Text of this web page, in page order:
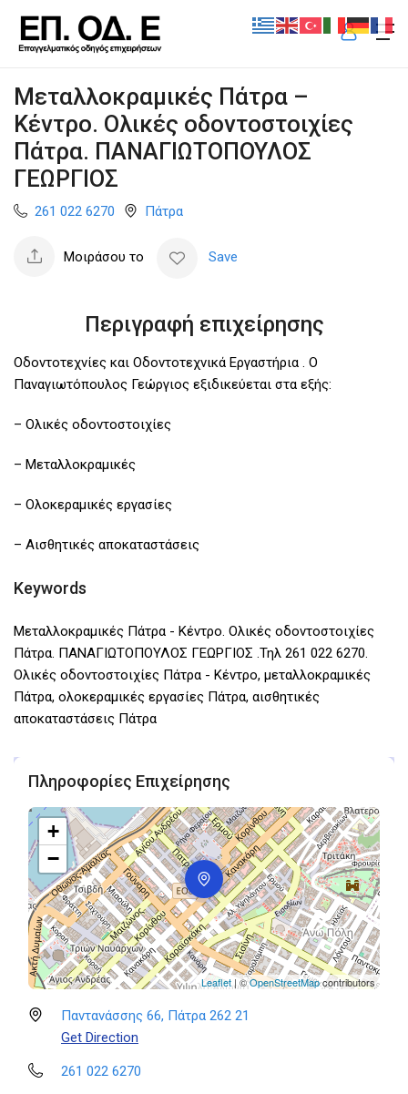
Μεταλλοκραμικές Πάτρα –
Κέντρο. Ολικές οδοντοστοιχίες
Πάτρα. ΠΑΝΑΓΙΩΤΟΠΟΥΛΟΣ
ΓΕΩΡΓΙΟΣ
261 022 6270 Πάτρα
Μοιράσου το Save
Περιγραφή επιχείρησης
Οδοντοτεχνίες και Οδοντοτεχνικά Εργαστήρια . Ο
Παναγιωτόπουλος Γεώργιος εξιδικεύεται στα εξής:
– Ολικές οδοντοστοιχίες
– Μεταλλοκραμικές
– Ολοκεραμικές εργασίες
– Αισθητικές αποκαταστάσεις
Keywords
Μεταλλοκραμικές Πάτρα - Κέντρο. Ολικές οδοντοστοιχίες
Πάτρα. ΠΑΝΑΓΙΩΤΟΠΟΥΛΟΣ ΓΕΩΡΓΙΟΣ .Τηλ 261 022 6270.
Ολικές οδοντοστοιχίες Πάτρα - Κέντρο, μεταλλοκραμικές
Πάτρα, ολοκεραμικές εργασίες Πάτρα, αισθητικές
αποκαταστάσεις Πάτρα
Πληροφορίες Επιχείρησης
+
−
Leaflet | ©OpenStreetMapcontributors
Παντανάσσης 66, Πάτρα 262 21
Get Direction
261 022 6270